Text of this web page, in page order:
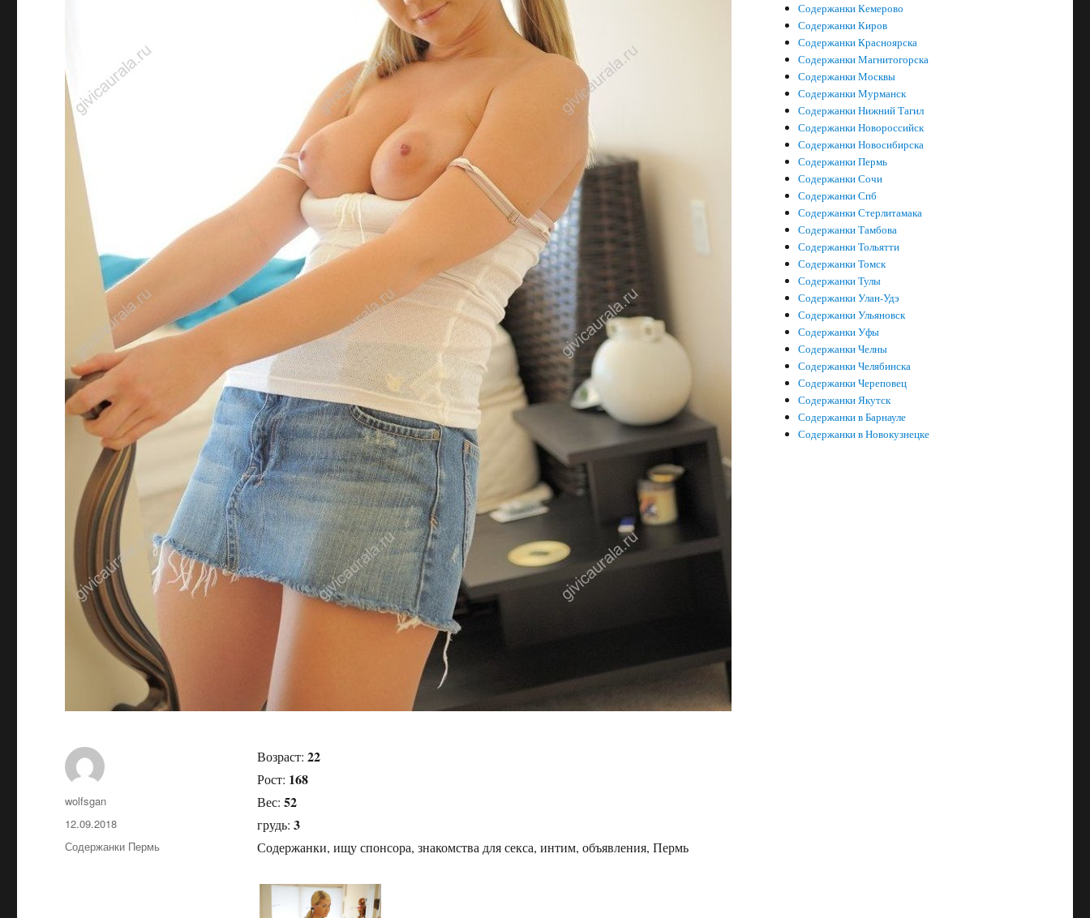
Возраст: 22
Рост: 168
Вес: 52
грудь: 3
Содержанки, ищу спонсора, знакомства для секса, интим, объявления, Пермь
Автор
wolfsgan
Опубликовано
12.09.2018
Рубрики
Содержанки Пермь
Содержанки Кемерово
Содержанки Киров
Содержанки Красноярска
Содержанки Магнитогорска
Содержанки Москвы
Содержанки Мурманск
Содержанки Нижний Тагил
Содержанки Новороссийск
Содержанки Новосибирска
Содержанки Пермь
Содержанки Сочи
Содержанки Спб
Содержанки Стерлитамака
Содержанки Тамбова
Содержанки Тольятти
Содержанки Томск
Содержанки Тулы
Содержанки Улан-Удэ
Содержанки Ульяновск
Содержанки Уфы
Содержанки Челны
Содержанки Челябинска
Содержанки Череповец
Содержанки Якутск
Содержанки в Барнауле
Содержанки в Новокузнецке